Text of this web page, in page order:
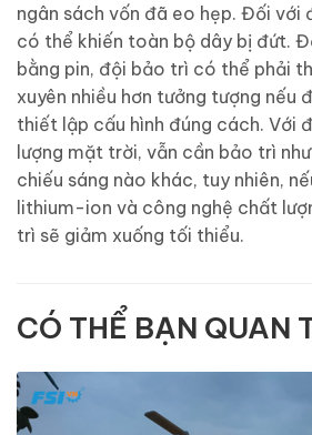
ngân sách vốn đã eo hẹp. Đối với
có thể khiến toàn bộ dây bị đứt.
bằng pin, đội bảo trì có thể phải
xuyên nhiều hơn tưởng tượng nếu
thiết lập cấu hình đúng cách. Với
lượng mặt trời, vẫn cần bảo trì
chiếu sáng nào khác, tuy nhiên,
lithium-ion và công nghệ chất
trì sẽ giảm xuống tối thiểu.
CÓ THỂ BẠN QUAN